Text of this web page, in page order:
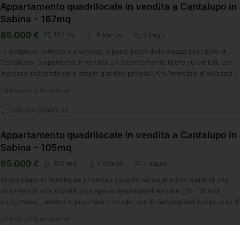
Appartamento quadrilocale in vendita a Cantalupo in
Sabina - 167mq
85.000 € 167 mq 4 stanze 3 bagni
In posizione comoda e riservata, a pochi passi dalla piazza principale di
Cantalupo, proponiamo in vendita un appartamento libero su tre lati, con
ingresso indipendente e ampio giardino privato.\n\nL'immobile si sviluppa...
Appartamento quadrilocale in vendita a Cantalupo in
Sabina - 105mq
95.000 € 105 mq 4 stanze 1 bagno
Proponiamo in vendita un luminoso appartamento al primo piano di una
palazzina di sole 6 unità, con spese condominiali minime (10 - 15 and
euro;/mese), situata in posizione comoda, con la fermata del bus proprio di